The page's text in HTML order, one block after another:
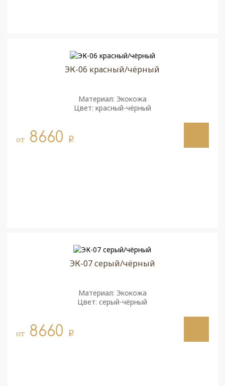
ЭК-06 красный/чёрный
Материал: Экокожа
Цвет: красный-чёрный
от8660 q
ЭК-07 серый/чёрный
Материал: Экокожа
Цвет: серый-чёрный
от8660 q